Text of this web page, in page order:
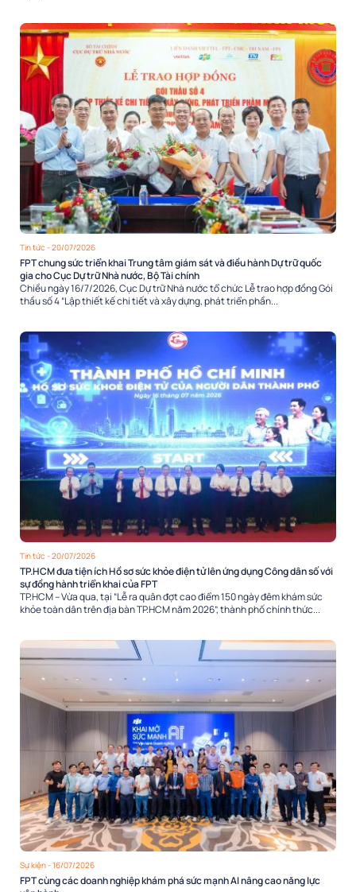
Tin tức - 20/07/2026
FPT chung sức triển khai Trung tâm giám sát và điều hành Dự trữ quốc
gia cho Cục Dự trữ Nhà nước, Bộ Tài chính
Chiều ngày 16/7/2026, Cục Dự trữ Nhà nước tổ chức Lễ trao hợp đồng Gói
thầu số 4 “Lập thiết kế chi tiết và xây dựng, phát triển phần...
Tin tức - 20/07/2026
TP.HCM đưa tiện ích Hồ sơ sức khỏe điện tử lên ứng dụng Công dân số với
sự đồng hành triển khai của FPT
TP.HCM – Vừa qua, tại “Lễ ra quân đợt cao điểm 150 ngày đêm khám sức
khỏe toàn dân trên địa bàn TP.HCM năm 2026”, thành phố chính thức...
Sự kiện- 16/07/2026
FPT cùng các doanh nghiệp khám phá sức mạnh AI nâng cao năng lực